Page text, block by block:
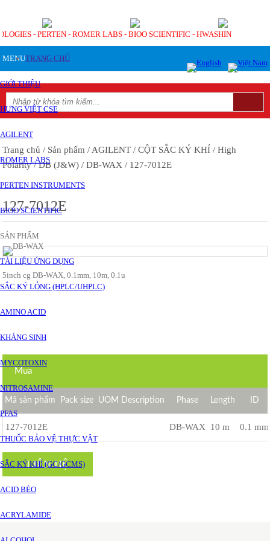
- PERTEN - ROMER LABS - BIOO SCIENTIFIC - HWASHIN
MENUTRANG CHỦ
GIỚI THIỆU
HƯNG VIỆT CSE
AGILENT
ROMER LABS
PERTEN INSTRUMENTS
BIOO SCIENTIFIC
SẢN PHẨM
TÀI LIỆU ỨNG DỤNG
SẮC KÝ LỎNG (HPLC/UHPLC)
AMINO ACID
KHÁNG SINH
MYCOTOXIN
NITROSAMINE
PFAS
THUỐC BẢO VỆ THỰC VẬT
SẮC KÝ KHÍ (GC/GCMS)
ACID BÉO
ACRYLAMIDE
Trang chủ / Sản phẩm / AGILENT / CỘT SẮC KÝ KHÍ / High
Polarity/ DB (J&W) / DB-WAX / 127-7012E
127-7012E
5inch cg DB-WAX, 0.1mm, 10m, 0.1u
Mua
Mã sản phẩm Pack size UOM Description Phase Length ID
127-7012E DB-WAX 10 m 0.1 mm
LIÊN HỆ